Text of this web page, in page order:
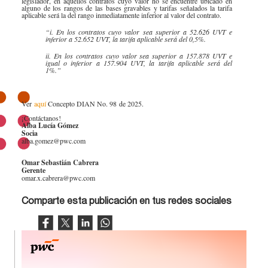
alguno de los rangos de las bases gravables y tarifas señalados la tarifa
aplicable será la del rango inmediatamente inferior al valor del contrato.
“i. En los contratos cuyo valor sea superior a 52.626 UVT e
inferior a 52.652 UVT, la tarifa aplicable será del 0,5%.
ii. En los contratos cuyo valor sea superior a 157.878 UVT e
igual o inferior a 157.904 UVT, la tarifa aplicable será del
1%.”
Ver aquí ​Concepto DIAN No. 98 ​de 2025.
¡Contáctan​os!​
Alba Lucía Gómez
Socia
alba.gomez@pwc.com
Omar Sebastián Cabrera
Gerente
omar.x.cabrera@pwc.com​​
Comparte esta publicación en tus redes sociales